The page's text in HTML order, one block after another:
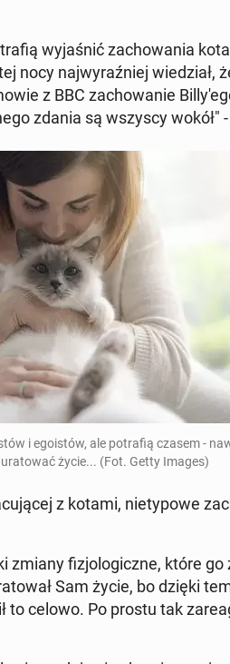
wy­ja­śnić za­cho­wa­nia
nocy naj­wy­raź­niej wie­dział,
z BBC za­cho­wa­nie
zdania są wszyscy wokół"
i ego­istów, ale po­tra­fią czasem -
życie... (Fot. Getty Images)
z kotami, nie­ty­po­we
zmiany fi­zjo­lo­gicz­ne, które go
Sam życie, bo dzięki
to celowo. Po prostu tak